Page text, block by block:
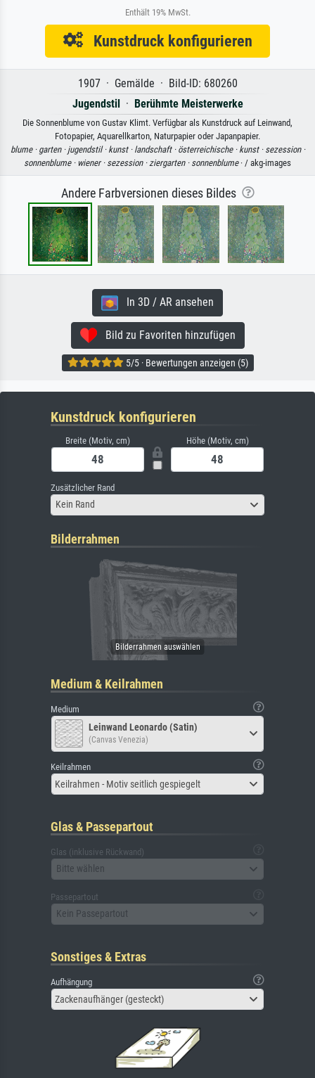
Enthält 19% MwSt.
Kunstdruck konfigurieren
1907 · Gemälde · Bild-ID: 680260
Jugendstil· Berühmte Meisterwerke
Die Sonnenblume von Gustav Klimt. Verfügbar als Kunstdruck auf Leinwand,
Fotopapier, Aquarellkarton, Naturpapier oder Japanpapier.
blume · garten · jugendstil · kunst · landschaft · österreichische · kunst · sezession ·
sonnenblume · wiener · sezession · ziergarten · sonnenblume· / akg-images
Andere Farbversionen dieses Bildes
In 3D / AR ansehen
Bild zu Favoriten hinzufügen
5/5 · Bewertungen anzeigen (5)
Kunstdruck konfigurieren
Breite (Motiv, cm) Höhe (Motiv, cm)
Zusätzlicher Rand
Kein Rand
Bilderrahmen
Medium & Keilrahmen
Medium
Leinwand Leonardo (Satin)
(Canvas Venezia)
Keilrahmen
Keilrahmen - Motiv seitlich gespiegelt
Glas & Passepartout
Glas (inklusive Rückwand)
Bitte wählen
Passepartout
Kein Passepartout
Sonstiges & Extras
Aufhängung
Zackenaufhänger (gesteckt)